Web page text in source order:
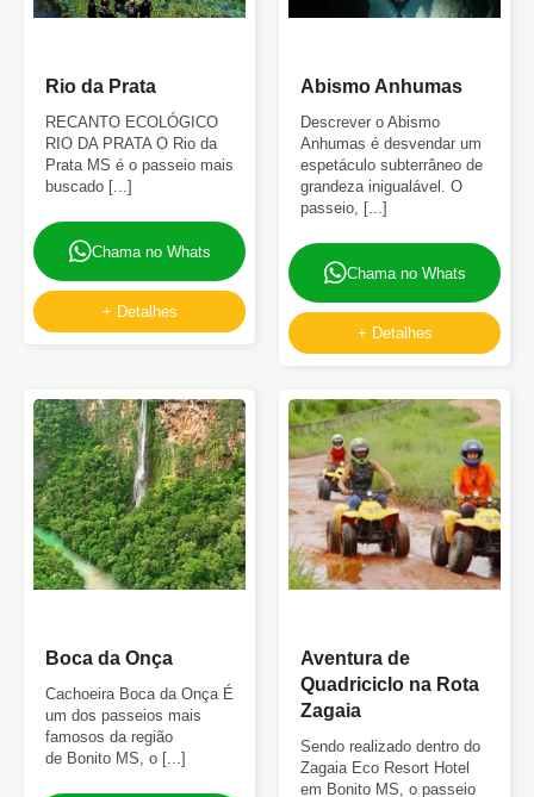
Rio da Prata
RECANTO ECOLÓGICO
RIO DA PRATA O Rio da
Prata MS é o passeio mais
buscado [...]
Chama no Whats
+ Detalhes
Abismo Anhumas
Descrever o Abismo
Anhumas é desvendar um
espetáculo subterrâneo de
grandeza inigualável. O
passeio, [...]
Chama no Whats
+ Detalhes
Boca da Onça
Cachoeira Boca da Onça É
um dos passeios mais
famosos da região
de Bonito MS, o [...]
Aventura de
Quadriciclo na Rota
Zagaia
Sendo realizado dentro do
Zagaia Eco Resort Hotel
em Bonito MS, o passeio